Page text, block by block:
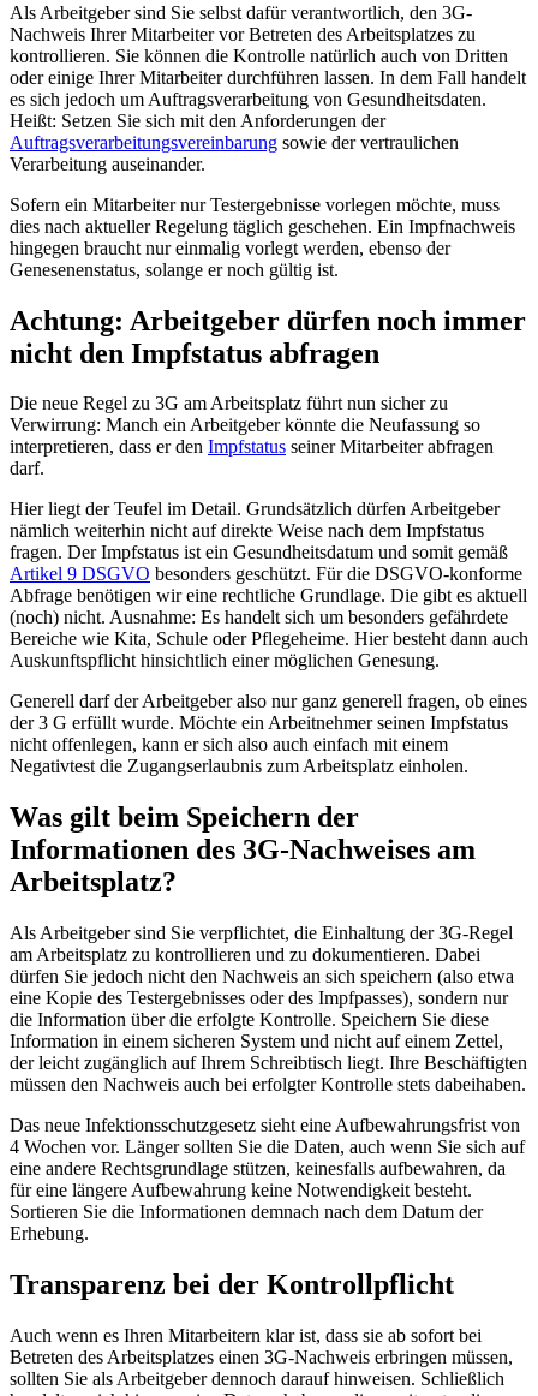
Als Arbeitgeber sind Sie selbst dafür verantwortlich, den 3G-
Nachweis Ihrer Mitarbeiter vor Betreten des Arbeitsplatzes zu
kontrollieren. Sie können die Kontrolle natürlich auch von Dritten
oder einige Ihrer Mitarbeiter durchführen lassen. In dem Fall handelt
es sich jedoch um Auftragsverarbeitung von Gesundheitsdaten.
Heißt: Setzen Sie sich mit den Anforderungen der
Auftragsverarbeitungsvereinbarung sowie der vertraulichen
Verarbeitung auseinander.
Sofern ein Mitarbeiter nur Testergebnisse vorlegen möchte, muss
dies nach aktueller Regelung täglich geschehen. Ein Impfnachweis
hingegen braucht nur einmalig vorlegt werden, ebenso der
Genesenenstatus, solange er noch gültig ist.
Achtung: Arbeitgeber dürfen noch immer
nicht den Impfstatus abfragen
Die neue Regel zu 3G am Arbeitsplatz führt nun sicher zu
Verwirrung: Manch ein Arbeitgeber könnte die Neufassung so
interpretieren, dass er den Impfstatus seiner Mitarbeiter abfragen
darf.
Hier liegt der Teufel im Detail. Grundsätzlich dürfen Arbeitgeber
nämlich weiterhin nicht auf direkte Weise nach dem Impfstatus
fragen. Der Impfstatus ist ein Gesundheitsdatum und somit gemäß
Artikel 9 DSGVO besonders geschützt. Für die DSGVO-konforme
Abfrage benötigen wir eine rechtliche Grundlage. Die gibt es aktuell
(noch) nicht. Ausnahme: Es handelt sich um besonders gefährdete
Bereiche wie Kita, Schule oder Pflegeheime. Hier besteht dann auch
Auskunftspflicht hinsichtlich einer möglichen Genesung.
Generell darf der Arbeitgeber also nur ganz generell fragen, ob eines
der 3 G erfüllt wurde. Möchte ein Arbeitnehmer seinen Impfstatus
nicht offenlegen, kann er sich also auch einfach mit einem
Negativtest die Zugangserlaubnis zum Arbeitsplatz einholen.
Was gilt beim Speichern der
Informationen des 3G-Nachweises am
Arbeitsplatz?
Als Arbeitgeber sind Sie verpflichtet, die Einhaltung der 3G-Regel
am Arbeitsplatz zu kontrollieren und zu dokumentieren. Dabei
dürfen Sie jedoch nicht den Nachweis an sich speichern (also etwa
eine Kopie des Testergebnisses oder des Impfpasses), sondern nur
die Information über die erfolgte Kontrolle. Speichern Sie diese
Information in einem sicheren System und nicht auf einem Zettel,
der leicht zugänglich auf Ihrem Schreibtisch liegt. Ihre Beschäftigten
müssen den Nachweis auch bei erfolgter Kontrolle stets dabeihaben.
Das neue Infektionsschutzgesetz sieht eine Aufbewahrungsfrist von
4 Wochen vor. Länger sollten Sie die Daten, auch wenn Sie sich auf
eine andere Rechtsgrundlage stützen, keinesfalls aufbewahren, da
für eine längere Aufbewahrung keine Notwendigkeit besteht.
Sortieren Sie die Informationen demnach nach dem Datum der
Erhebung.
Transparenz bei der Kontrollpflicht
Auch wenn es Ihren Mitarbeitern klar ist, dass sie ab sofort bei
Betreten des Arbeitsplatzes einen 3G-Nachweis erbringen müssen,
sollten Sie als Arbeitgeber dennoch darauf hinweisen. Schließlich